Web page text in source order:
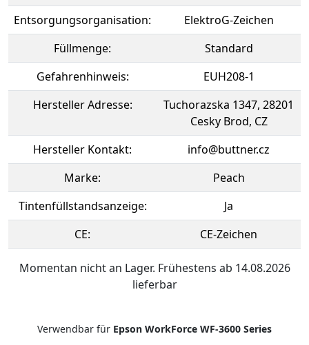
Entsorgungsorganisation:
ElektroG-Zeichen
Füllmenge:
Standard
Gefahrenhinweis:
EUH208-1
Hersteller Adresse:
Tuchorazska 1347, 28201
Cesky Brod, CZ
Hersteller Kontakt:
info@buttner.cz
Marke:
Peach
Tintenfüllstandsanzeige:
Ja
CE:
CE-Zeichen
Momentan nicht an Lager. Frühestens ab 14.08.2026
lieferbar
Verwendbar für Epson WorkForce WF-3600 Series